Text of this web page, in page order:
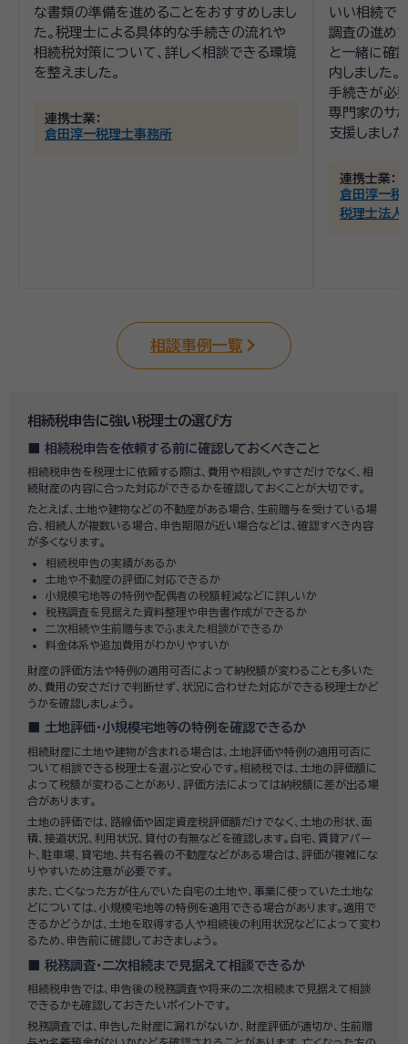
な書類の準備を進めることをおすすめしまし
た。税理士による具体的な手続きの流れや
相続税対策について、詳しく相談できる環境
を整えました。
連携士業：
倉田淳一税理士事務所
いい相続で
調査の進め
と一緒に確
内しました
手続きが必
専門家のサ
支援しました
連携士業：
倉田淳一税
税理士法人
相談事例一覧
相続税申告に強い税理士の選び方
相続税申告を依頼する前に確認しておくべきこと
相続税申告を税理士に依頼する際は、費用や相談しやすさだけでなく、相
続財産の内容に合った対応ができるかを確認しておくことが大切です。
たとえば、土地や建物などの不動産がある場合、生前贈与を受けている場
合、相続人が複数いる場合、申告期限が近い場合などは、確認すべき内容
が多くなります。
相続税申告の実績があるか
土地や不動産の評価に対応できるか
小規模宅地等の特例や配偶者の税額軽減などに詳しいか
税務調査を見据えた資料整理や申告書作成ができるか
二次相続や生前贈与までふまえた相談ができるか
料金体系や追加費用がわかりやすいか
財産の評価方法や特例の適用可否によって納税額が変わることも多いた
め、費用の安さだけで判断せず、状況に合わせた対応ができる税理士かど
うかを確認しましょう。
土地評価・小規模宅地等の特例を確認できるか
相続財産に土地や建物が含まれる場合は、土地評価や特例の適用可否に
ついて相談できる税理士を選ぶと安心です。相続税では、土地の評価額に
よって税額が変わることがあり、評価方法によっては納税額に差が出る場
合があります。
土地の評価では、路線価や固定資産税評価額だけでなく、土地の形状、面
積、接道状況、利用状況、貸付の有無などを確認します。自宅、賃貸アパー
ト、駐車場、貸宅地、共有名義の不動産などがある場合は、評価が複雑にな
りやすいため注意が必要です。
また、亡くなった方が住んでいた自宅の土地や、事業に使っていた土地な
どについては、小規模宅地等の特例を適用できる場合があります。適用で
きるかどうかは、土地を取得する人や相続後の利用状況などによって変わ
るため、申告前に確認しておきましょう。
税務調査・二次相続まで見据えて相談できるか
相続税申告では、申告後の税務調査や将来の二次相続まで見据えて相談
できるかも確認しておきたいポイントです。
税務調査では、申告した財産に漏れがないか、財産評価が適切か、生前贈